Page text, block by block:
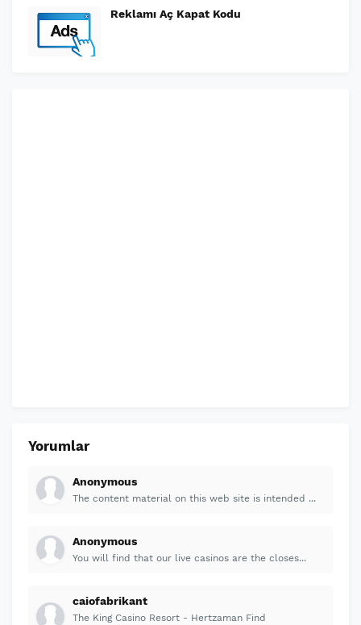
Reklamı Aç Kapat Kodu
Yorumlar
Anonymous
The content material on this web site is intended ...
Anonymous
You will find that our live casinos are the closes...
caiofabrikant
The King Casino Resort - Hertzaman Find